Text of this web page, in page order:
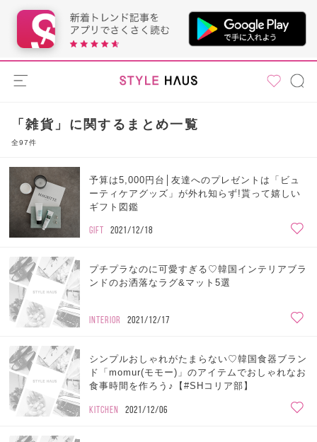
「雑貨」に関するまとめ一覧
全97件
予算は5,000円台│友達へのプレゼントは「ビュ
ーティケアグッズ」が外れ知らず!貰って嬉しい
ギフト図鑑
GIFT 2021/12/18
プチプラなのに可愛すぎる♡韓国インテリアブラ
ンドのお洒落なラグ&マット5選
INTERIOR 2021/12/17
シンプルおしゃれがたまらない♡韓国食器ブラン
ド「momur(モモー)」のアイテムでおしゃれなお
食事時間を作ろう♪【#SHコリア部】
KITCHEN 2021/12/06